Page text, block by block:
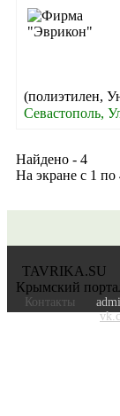
(полиэтилен,
Севастополь,
Найдено - 4
На экране с 1 по
TAVRIKA.SU
Крымский
Контакты